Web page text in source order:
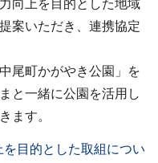
向上を目的とした地域
案いただき、連携協定
尾町かがやき公園」を
と一緒に公園を活用し
ます。
目的とした取組につい